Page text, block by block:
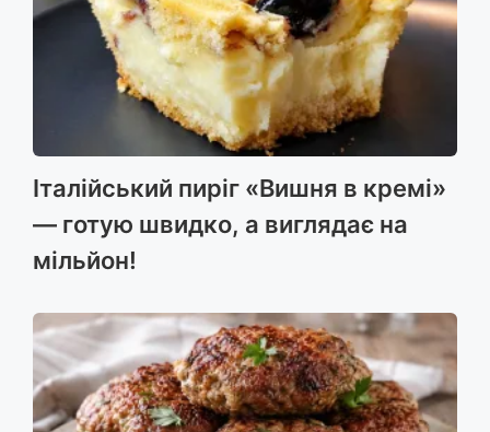
Італійський пиріг «Вишня в кремі»
— готую швидко, а виглядає на
мільйон!